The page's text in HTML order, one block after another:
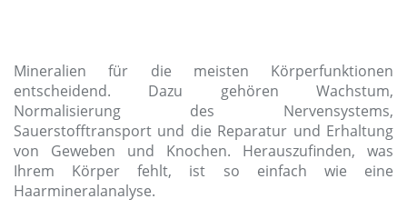
Mineralien für die meisten Körperfunktionen
entscheidend. Dazu gehören Wachstum,
Normalisierung des Nervensystems,
Sauerstofftransport und die Reparatur und Erhaltung
von Geweben und Knochen. Herauszufinden, was
Ihrem Körper fehlt, ist so einfach wie eine
Haarmineralanalyse.